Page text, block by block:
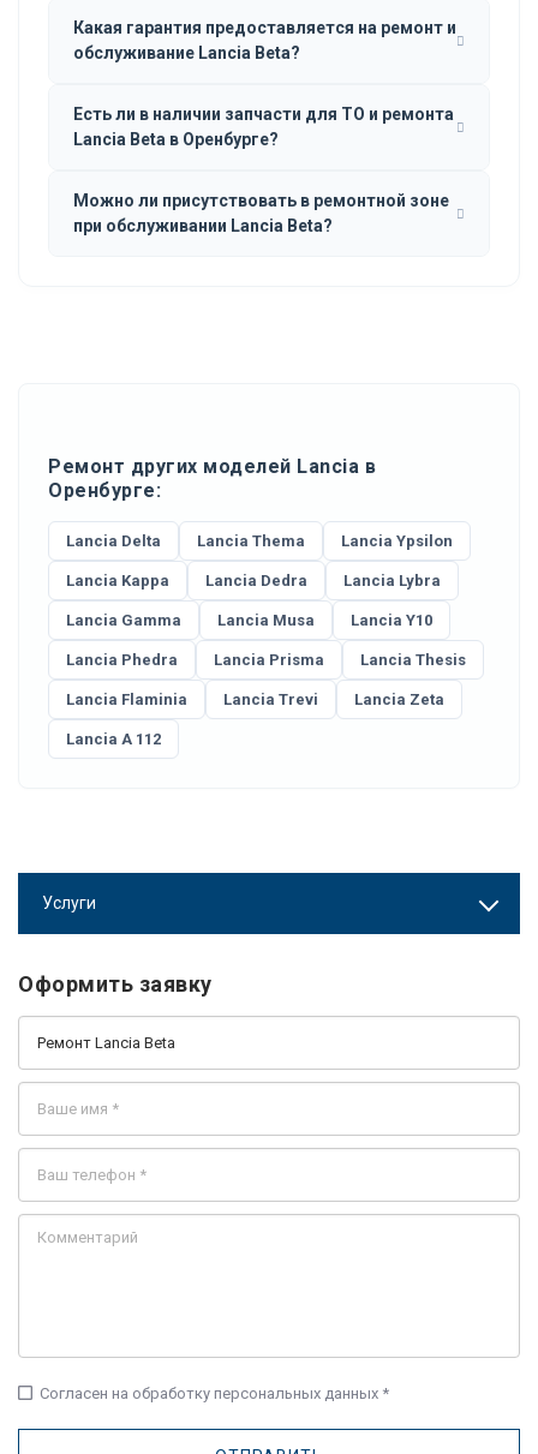
Какая гарантия предоставляется на ремонт и
обслуживание Lancia Beta?
Есть ли в наличии запчасти для ТО и ремонта
Lancia Beta в Оренбурге?
Можно ли присутствовать в ремонтной зоне
при обслуживании Lancia Beta?
Ремонт других моделей Lancia в
Оренбурге:
Lancia Delta Lancia Thema Lancia Ypsilon
Lancia Kappa Lancia Dedra Lancia Lybra
Lancia Gamma Lancia Musa Lancia Y10
Lancia Phedra Lancia Prisma Lancia Thesis
Lancia Flaminia Lancia Trevi Lancia Zeta
Lancia A 112
Услуги
Оформить заявку
check_box_outline_blank Согласен на обработку персональных данных *